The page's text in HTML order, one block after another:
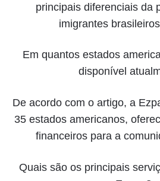
principais diferenciais da
imigrantes
Em quantos estados
disponível
De acordo com o artigo, a
35 estados americanos,
financeiros para a
Quais são os principais